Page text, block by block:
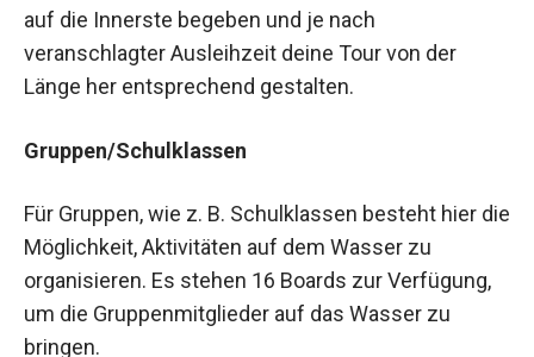
auf die Innerste begeben und je nach
veranschlagter Ausleihzeit deine Tour von der
Länge her entsprechend gestalten.
Gruppen/Schulklassen
Für Gruppen, wie z. B. Schulklassen besteht hier die
Möglichkeit, Aktivitäten auf dem Wasser zu
organisieren. Es stehen 16 Boards zur Verfügung,
um die Gruppenmitglieder auf das Wasser zu
bringen.